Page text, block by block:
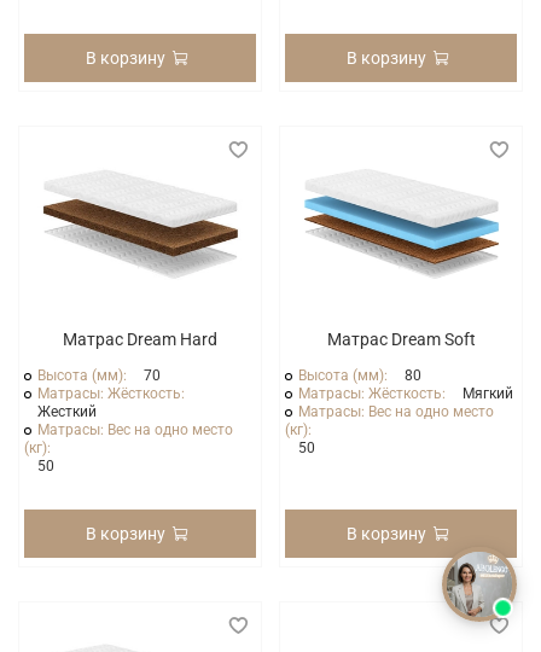
В корзину В корзину
Матрас Dream Hard
Высота (мм):
70
Матрасы: Жёсткость:
Жесткий
Матрасы: Вес на одно место
(кг):
50
В корзину
Матрас Dream Soft
Высота (мм):
80
Матрасы: Жёсткость:
Мягкий
Матрасы: Вес на одно место
(кг):
50
В корзину